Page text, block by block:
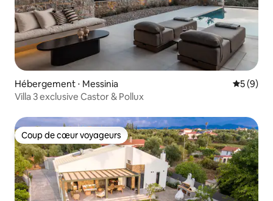
Hébergement ⋅ Messinia
5 (9)
Villa 3 exclusive Castor & Pollux
Coup de cœur voyageurs
Coup de cœur voyageurs